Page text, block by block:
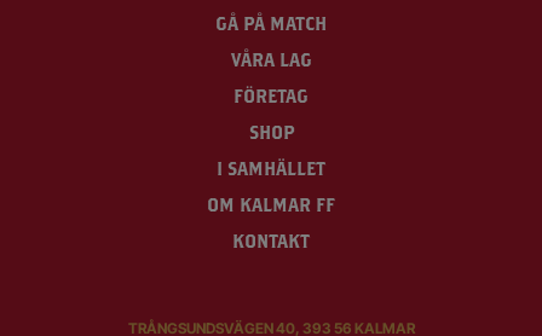
GÅ PÅ MATCH
VÅRA LAG
FÖRETAG
SHOP
I SAMHÄLLET
OM KALMAR FF
KONTAKT
TRÅNGSUNDSVÄGEN 40, 393 56 KALMAR